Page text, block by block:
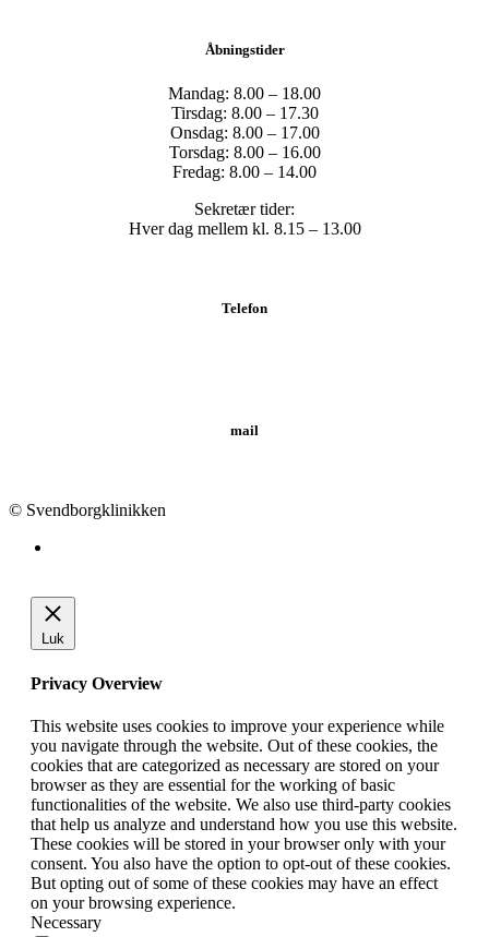
Åbningstider
Mandag: 8.00 – 18.00
Tirsdag: 8.00 – 17.30
Onsdag: 8.00 – 17.00
Torsdag: 8.00 – 16.00
Fredag: 8.00 – 14.00
Sekretær tider:
Hver dag mellem kl. 8.15 – 13.00
Telefon
mail
© Svendborgklinikken
Luk
Privacy Overview
This website uses cookies to improve your experience while
you navigate through the website. Out of these cookies, the
cookies that are categorized as necessary are stored on your
browser as they are essential for the working of basic
functionalities of the website. We also use third-party cookies
that help us analyze and understand how you use this website.
These cookies will be stored in your browser only with your
consent. You also have the option to opt-out of these cookies.
But opting out of some of these cookies may have an effect
on your browsing experience.
Necessary